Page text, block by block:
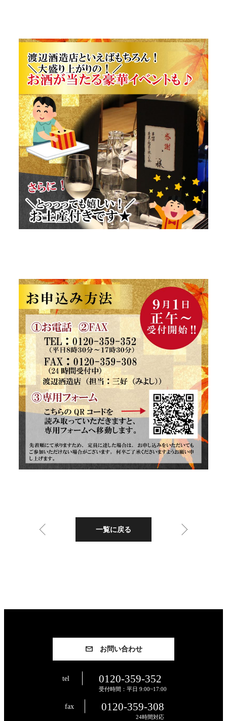
一覧に戻る
お問い合わせ
tel 0120-359-352
受付時間：平日 9:00~17:00
fax 0120-359-308
24時間対応